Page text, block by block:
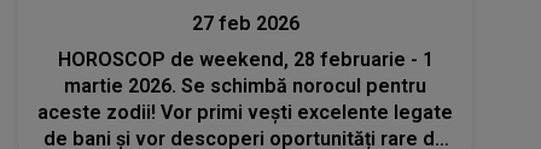
27 feb 2026
HOROSCOP de weekend, 28 februarie - 1
martie 2026. Se schimbă norocul pentru
aceste zodii! Vor primi vești excelente legate
de bani și vor descoperi oportunități rare de